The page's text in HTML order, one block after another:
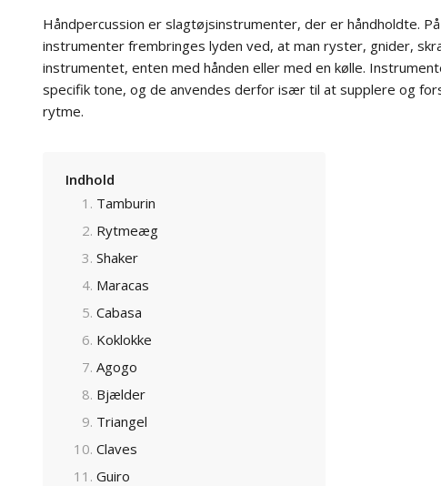
Håndpercussion er slagtøjsinstrumenter, der er håndholdte.
instrumenter frembringes lyden ved, at man ryster, gnider,
instrumentet, enten med hånden eller med en kølle.
specifik tone, og de anvendes derfor især til at supplere og
rytme.
Indhold
Tamburin
Rytmeæg
Shaker
Maracas
Cabasa
Koklokke
Agogo
Bjælder
Triangel
Claves
Guiro